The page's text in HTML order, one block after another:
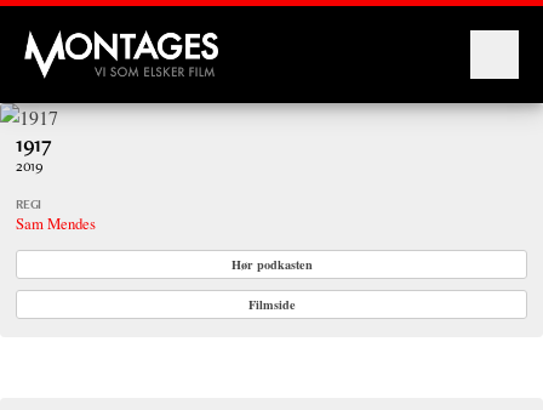
Montages
1917
2019
REGI
Sam Mendes
Hør podkasten
Filmside